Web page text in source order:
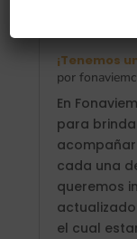
¡Tenemos
por
En
para
cada una
queremos
el cual